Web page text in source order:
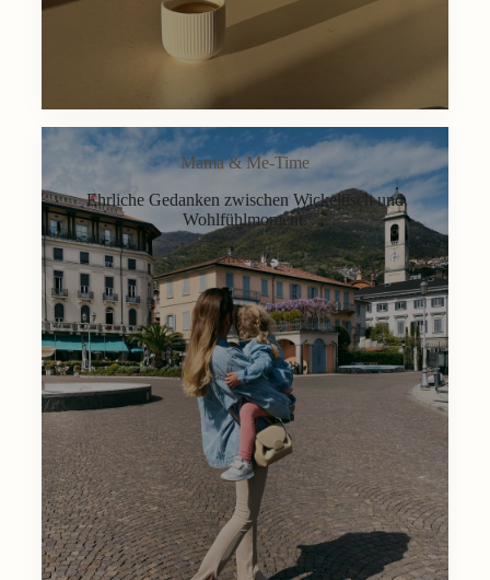
Mama & Me-Time
Ehrliche Gedanken zwischen Wickeltisch und
Wohlfühlmoment.
Lifestyle